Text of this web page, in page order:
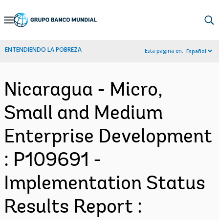
Skip
Navigation
ENTENDIENDO LA POBREZA Esta página en: Español
Nicaragua - Micro,
Small and Medium
Enterprise Development
: P109691 -
Implementation Status
Results Report :